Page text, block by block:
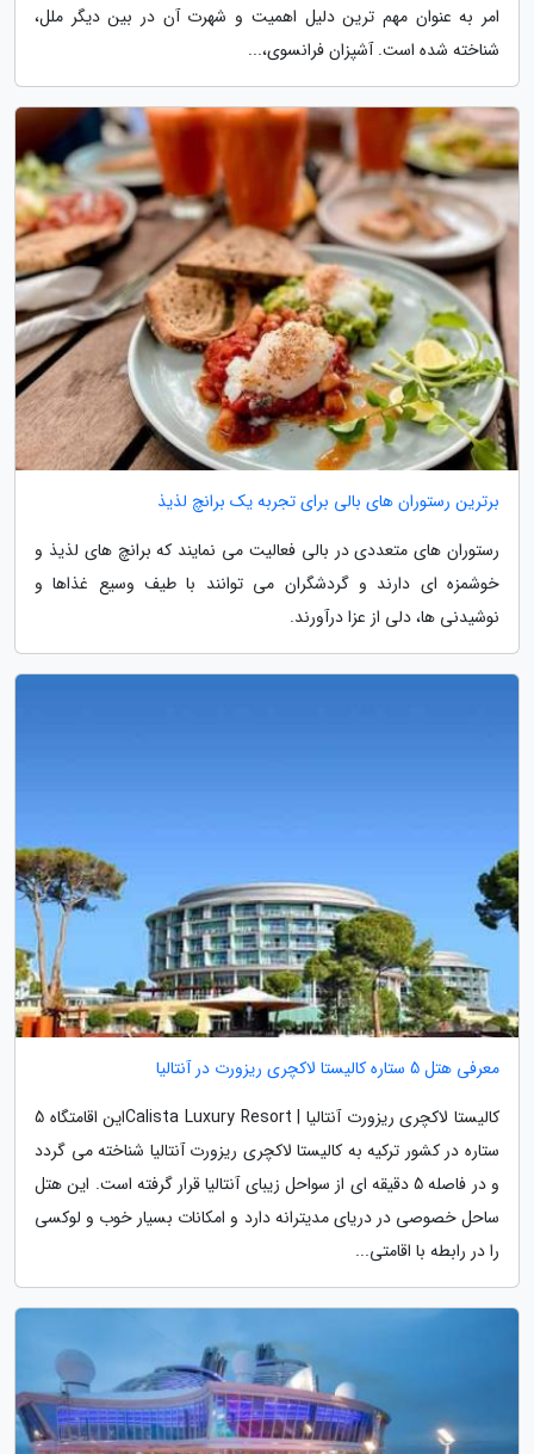
امر به عنوان مهم ترین دلیل اهمیت و شهرت آن در بین دیگر ملل،
شناخته شده است. آشپزان فرانسوی،...
برترین رستوران های بالی برای تجربه یک برانچ لذیذ
رستوران های متعددی در بالی فعالیت می نمایند که برانچ های لذیذ و
خوشمزه ای دارند و گردشگران می توانند با طیف وسیع غذاها و
نوشیدنی ها، دلی از عزا درآورند.
معرفی هتل 5 ستاره کالیستا لاکچری ریزورت در آنتالیا
کالیستا لاکچری ریزورت آنتالیا | Calista Luxury Resortاین اقامتگاه 5
ستاره در کشور ترکیه به کالیستا لاکچری ریزورت آنتالیا شناخته می گردد
و در فاصله 5 دقیقه ای از سواحل زیبای آنتالیا قرار گرفته است. این هتل
ساحل خصوصی در دریای مدیترانه دارد و امکانات بسیار خوب و لوکسی
را در رابطه با اقامتی...